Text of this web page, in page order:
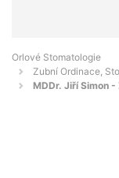
Orlové Stomatologie
Zubní Ordinace,
MDDr. Jiří Simon